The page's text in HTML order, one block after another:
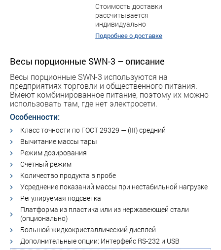
Стоимость доставки
рассчитывается
индивидуально
Подробнее о доставке
Весы порционные SWN-3 – описание
Весы порционные SWN-3 используются на
предприятиях торговли и общественного питания.
Bмеют комбинированное питание, поэтому их можно
использовать там, где нет электросети.
Особенности:
Класс точности по ГОСТ 29329 — (III) средний
Вычитание массы тары
Режим дозирования
Счетный режим
Количество продукта в пробе
Усреднение показаний массы при нестабильной нагрузке
Регулируемая подсветка
Платформа из пластика или из нержавеющей стали
(опционально)
Большой жидкокристаллический дисплей
Дополнительные опции: Интерфейс RS-232 и USB